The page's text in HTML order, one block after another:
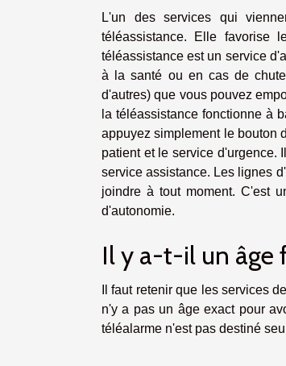
L'un des services qui
téléassistance. Elle favorise
téléassistance est un service
à la santé ou en cas de
d'autres) que vous pouvez
la téléassistance fonctionne à
appuyez simplement le bouton
patient et le service d'urgence.
service assistance. Les lignes
joindre à tout moment. C'est
d'autonomie.
Il y a-t-il un âge
Il faut retenir que les services
n'y a pas un âge exact pour
téléalarme n'est pas destiné